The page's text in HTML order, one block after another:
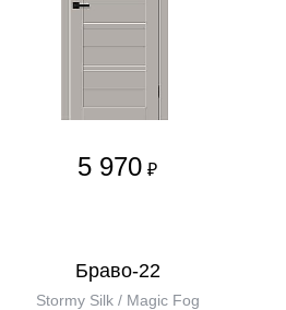
5 970 ₽
Браво-22
Stormy Silk / Magic Fog